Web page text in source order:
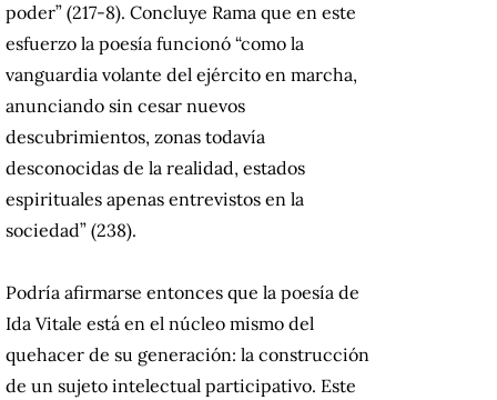
poder” (217-8). Concluye Rama que en este
esfuerzo la poesía funcionó “como la
vanguardia volante del ejército en marcha,
anunciando sin cesar nuevos
descubrimientos, zonas todavía
desconocidas de la realidad, estados
espirituales apenas entrevistos en la
sociedad” (238).
Podría afirmarse entonces que la poesía de
Ida Vitale está en el núcleo mismo del
quehacer de su generación: la construcción
de un sujeto intelectual participativo. Este